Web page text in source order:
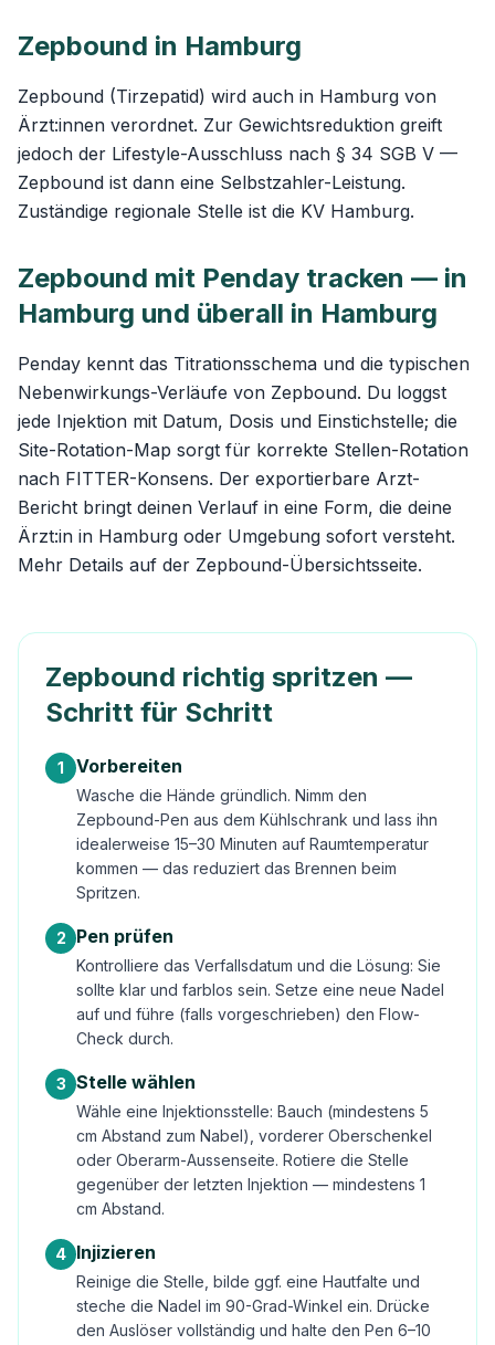
Zepbound in Hamburg
Zepbound (Tirzepatid) wird auch in Hamburg von
Ärzt:innen verordnet. Zur Gewichtsreduktion greift
jedoch der Lifestyle-Ausschluss nach § 34 SGB V —
Zepbound ist dann eine Selbstzahler-Leistung.
Zuständige regionale Stelle ist die KV Hamburg.
Zepbound mit Penday tracken — in
Hamburg und überall in Hamburg
Penday kennt das Titrationsschema und die typischen
Nebenwirkungs-Verläufe von Zepbound. Du loggst
jede Injektion mit Datum, Dosis und Einstichstelle; die
Site-Rotation-Map sorgt für korrekte Stellen-Rotation
nach FITTER-Konsens. Der exportierbare Arzt-
Bericht bringt deinen Verlauf in eine Form, die deine
Ärzt:in in Hamburg oder Umgebung sofort versteht.
Mehr Details auf der Zepbound-Übersichtsseite.
Zepbound richtig spritzen —
Schritt für Schritt
1 Vorbereiten
Wasche die Hände gründlich. Nimm den
Zepbound-Pen aus dem Kühlschrank und lass ihn
idealerweise 15–30 Minuten auf Raumtemperatur
kommen — das reduziert das Brennen beim
Spritzen.
2 Pen prüfen
Kontrolliere das Verfallsdatum und die Lösung: Sie
sollte klar und farblos sein. Setze eine neue Nadel
auf und führe (falls vorgeschrieben) den Flow-
Check durch.
3 Stelle wählen
Wähle eine Injektionsstelle: Bauch (mindestens 5
cm Abstand zum Nabel), vorderer Oberschenkel
oder Oberarm-Aussenseite. Rotiere die Stelle
gegenüber der letzten Injektion — mindestens 1
cm Abstand.
4 Injizieren
Reinige die Stelle, bilde ggf. eine Hautfalte und
steche die Nadel im 90-Grad-Winkel ein. Drücke
den Auslöser vollständig und halte den Pen 6–10